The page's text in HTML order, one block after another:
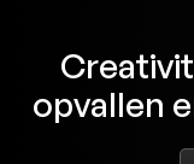
opvallen